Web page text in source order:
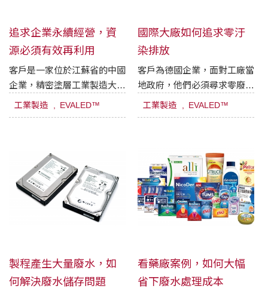
追求企業永續經營，資
源必須有效再利用
客戶是一家位於江蘇省的中國
企業，精密塗層工業製造大量
廢水，極需有效環保解決方
案。
工業製造 EVALED™
國際大廠如何追求零汙
染排放
客戶為德國企業，面對工廠當
地政府，他們必須尋求零廢液
排放的解決方案。
工業製造 EVALED™
製程產生大量廢水，如
何解決廢水儲存問題 ​
看藥廠案例，如何大幅
省下廢水處理成本